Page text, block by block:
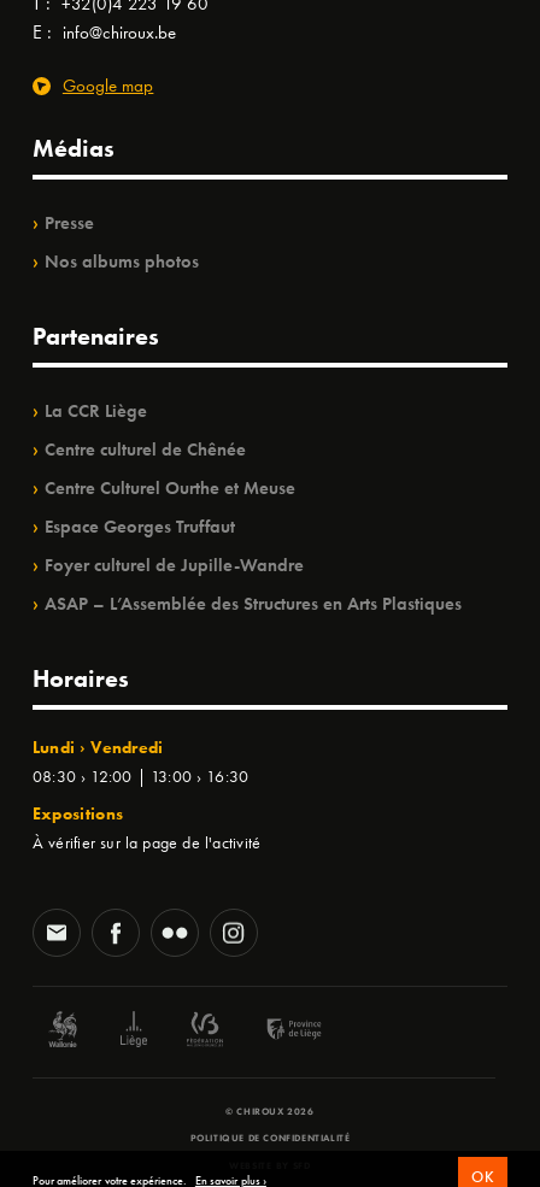
E : info@chiroux.be
Google map
Médias
Presse
Nos albums photos
Partenaires
La CCR Liège
Centre culturel de Chênée
Centre Culturel Ourthe et Meuse
Espace Georges Truffaut
Foyer culturel de Jupille-Wandre
ASAP – L’Assemblée des Structures en Arts Plastiques
Horaires
Lundi › Vendredi
08:30 › 12:00 | 13:00 › 16:30
Expositions
À vérifier sur la page de l'activité
© CHIROUX 2026
POLITIQUE DE CONFIDENTIALITÉ
Pour améliorer votre expérience. En savoir plus › OK